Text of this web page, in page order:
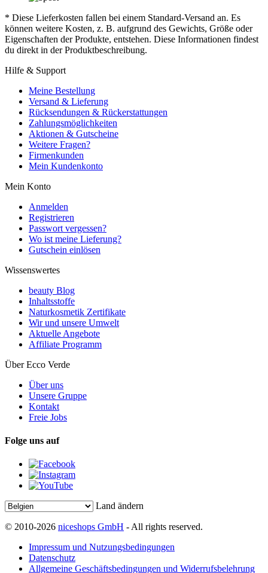
* Diese Lieferkosten fallen bei einem Standard-Versand an. Es
können weitere Kosten, z. B. aufgrund des Gewichts, Größe oder
Eigenschaften der Produkte, entstehen. Diese Informationen findest
du direkt in der Produktbeschreibung.
Hilfe & Support
Meine Bestellung
Versand & Lieferung
Rücksendungen & Rückerstattungen
Zahlungsmöglichkeiten
Aktionen & Gutscheine
Weitere Fragen?
Firmenkunden
Mein Kundenkonto
Mein Konto
Anmelden
Registrieren
Passwort vergessen?
Wo ist meine Lieferung?
Gutschein einlösen
Wissenswertes
beauty Blog
Inhaltsstoffe
Naturkosmetik Zertifikate
Wir und unsere Umwelt
Aktuelle Angebote
Affiliate Programm
Über Ecco Verde
Über uns
Unsere Gruppe
Kontakt
Freie Jobs
Folge uns auf
Land ändern
© 2010-2026 niceshops GmbH - All rights reserved.
Impressum und Nutzungsbedingungen
Datenschutz
Allgemeine Geschäftsbedingungen und Widerrufsbelehrung